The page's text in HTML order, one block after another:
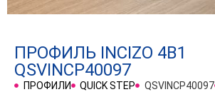
ПРОФИЛЬ INCIZO 4В1
QSVINCP40097
ПРОФИЛИ QUICK STEP QSVINCP40097